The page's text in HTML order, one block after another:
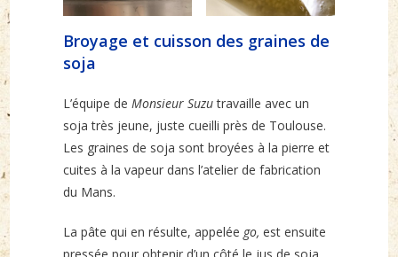
Broyage et cuisson des graines de
soja
L’équipe deMonsieur Suzutravaille avec un
soja très jeune, juste cueilli près de Toulouse.
Les graines de soja sont broyées à la pierre et
cuites à la vapeur dans l’atelier de fabrication
du Mans.
La pâte qui en résulte, appelée go, est ensuite